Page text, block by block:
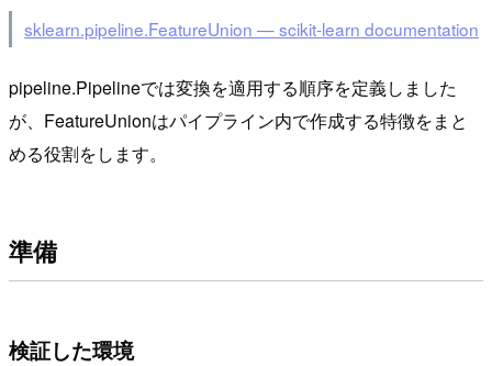
sklearn.pipeline.FeatureUnion — scikit-learn documentation
pipeline.Pipelineでは変換を適用する順序を定義しました
が、FeatureUnionはパイプライン内で作成する特徴をまと
める役割をします。
準備
検証した環境